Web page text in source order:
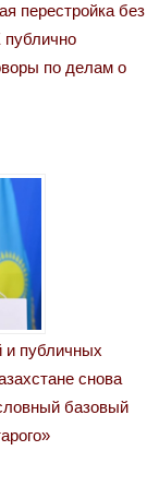
перестройка без
по делам о
и публичных
снова
базовый